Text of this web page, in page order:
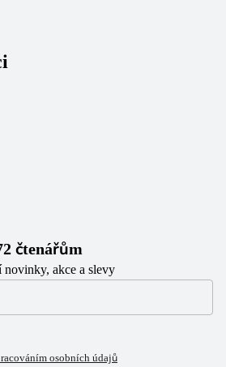
čtenářům
akce a slevy
osobních údajů